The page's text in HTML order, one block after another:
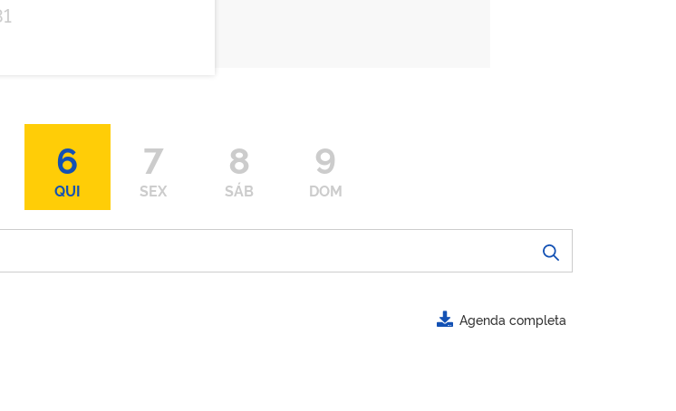
6
QUI
7
SEX
8
SÁB
9
DOM
Agenda completa